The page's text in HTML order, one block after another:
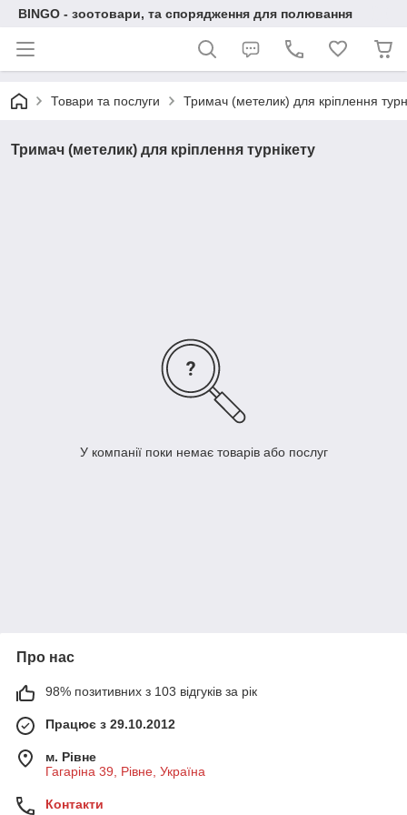
BINGO - зоотовари, та спорядження для полювання
Товари та послуги Тримач (метелик) для кріплення
Тримач (метелик) для кріплення турнікету
У компанії поки немає товарів або послуг
Про нас
98% позитивних з 103 відгуків за рік
Працює з 29.10.2012
м. Рівне
Гагаріна 39, Рівне, Україна
Контакти